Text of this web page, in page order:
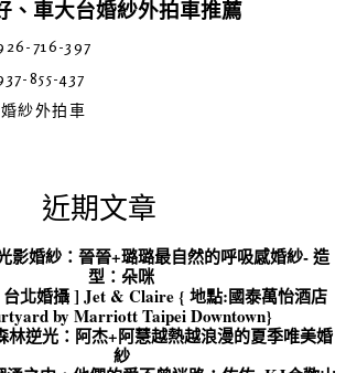
、車大台婚紗外拍車推薦
716-397
855-437
紗外拍車
近期文章
影婚紗：晉晉+璐璐最自然的呼吸感婚紗- 造
型：朵咪
台北婚攝 ] Jet & Claire { 地點:國泰萬怡酒店
by Marriott Taipei Downtown}
林逆光：阿杰+阿慧越熱越浪漫的夏季唯美婚
紗